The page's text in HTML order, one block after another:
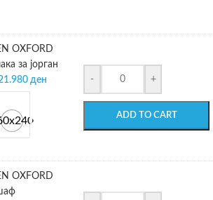
OXFORD
за јорган
ден - +
ADD TO CART
OXFORD